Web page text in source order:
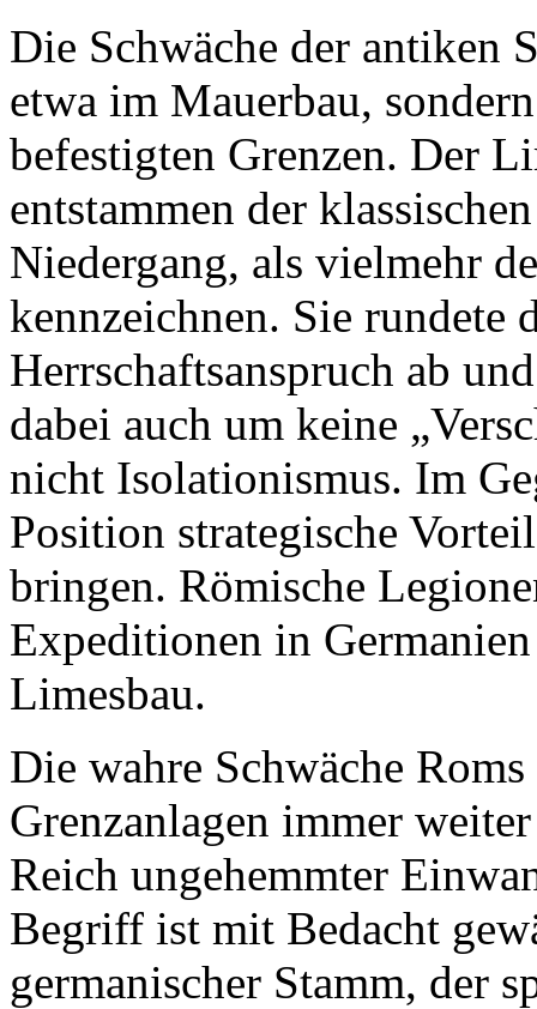
Die Schwäche der antiken
etwa im Mauerbau,
befestigten Grenzen. Der
entstammen der
Niedergang, als vielmehr
kennzeichnen. Sie rundete
Herrschaftsanspruch ab
dabei auch um keine
nicht Isolationismus. Im
Position strategische
bringen. Römische
Expeditionen in
Limesbau.
Die wahre Schwäche
Grenzanlagen immer
Reich ungehemmter
Begriff ist mit Bedacht
germanischer Stamm, der